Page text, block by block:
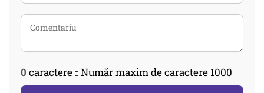
0 caractere :: Număr maxim de caractere 1000